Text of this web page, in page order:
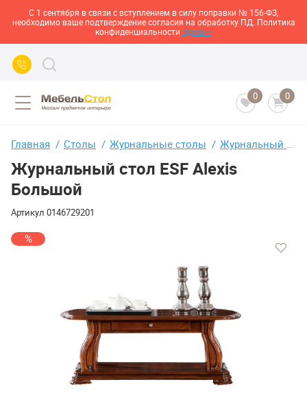
С 1 сентября в связи с вступлением в силу поправки № 156-ФЗ,
необходимо ваше подтверждение согласия на обработку ПД. Политика
конфиденциальности здесь>>
0 0
Главная Столы Журнальные столы Журнальный стол ESF Alexis Большой
Журнальный стол ESF Alexis
Большой
Артикул 0146729201
%